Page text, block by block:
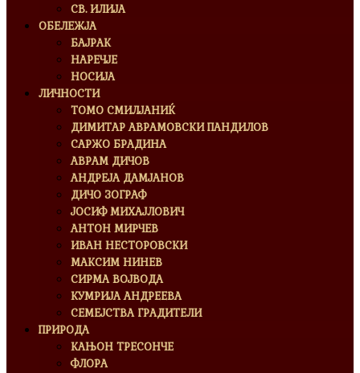
СВ. ИЛИЈА
ОБЕЛЕЖЈА
БАЈРАК
НАРЕЧЈЕ
НОСИЈА
ЛИЧНОСТИ
ТОМО СМИЛЈАНИЌ
ДИМИТАР АВРАМОВСКИ ПАНДИЛОВ
САРЖО БРАДИНА
АВРАМ ДИЧОВ
АНДРЕЈА ДАМЈАНОВ
ДИЧО ЗОГРАФ
ЈОСИФ МИХАЈЛОВИЧ
АНТОН МИРЧЕВ
ИВАН НЕСТОРОВСКИ
МАКСИМ НИНЕВ
СИРМА ВОЈВОДА
КУМРИЈА АНДРЕЕВА
СЕМЕЈСТВА ГРАДИТЕЛИ
ПРИРОДА
КАЊОН ТРЕСОНЧЕ
ФЛОРА